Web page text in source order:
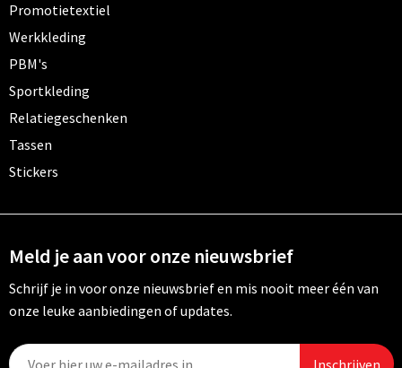
Promotietextiel
Werkkleding
PBM's
Sportkleding
Relatiegeschenken
Tassen
Stickers
Meld je aan voor onze nieuwsbrief
Schrijf je in voor onze nieuwsbrief en mis nooit meer één van
onze leuke aanbiedingen of updates.